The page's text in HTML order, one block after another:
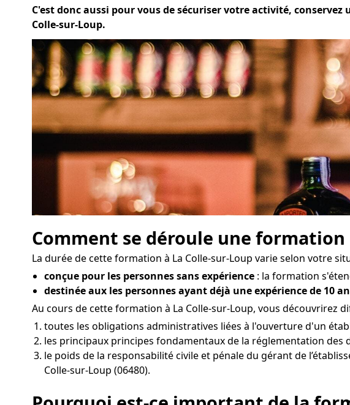
C'est donc aussi pour vous de sécuriser votre activité,
Colle-sur-Loup.
Comment se déroule une
La durée de cette formation à La Colle-sur-Loup varie selon votre
conçue pour les personnes sans expérience : la formation
destinée aux les personnes ayant déjà une expérience de 10
Au cours de cette formation à La Colle-sur-Loup, vous découvrirez
toutes les obligations administratives liées à l'ouverture d'un
les principaux principes fondamentaux de la réglementation des
le poids de la responsabilité civile et pénale du gérant de
Colle-sur-Loup (06480).